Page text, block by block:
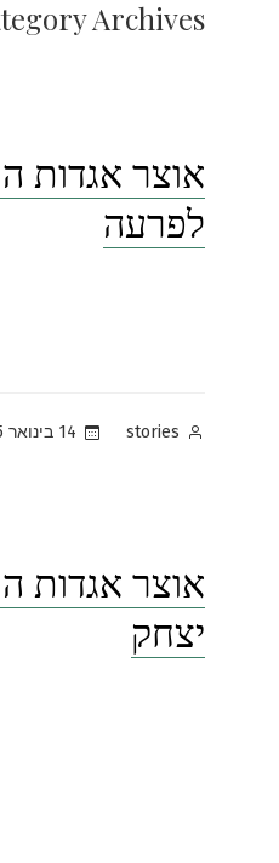
Archives:
אוצר אגדות
לפרעה
Posted
stories 14 בינואר 2025
אוצר אגדות
יצחק